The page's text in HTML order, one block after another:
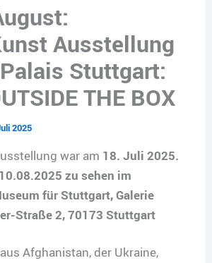
Ausstellung
Stuttgart:
THE BOX
2025
war am 18. Juli 2025.
zu sehen im
für Stuttgart, Galerie
Straße 2, 70173 Stuttgart
Afghanistan, der Ukraine,